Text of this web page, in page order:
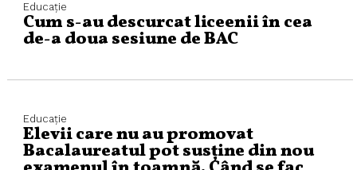
Educaţie
Cum s-au descurcat liceenii în cea
de-a doua sesiune de BAC
Educaţie
Elevii care nu au promovat
Bacalaureatul pot susține din nou